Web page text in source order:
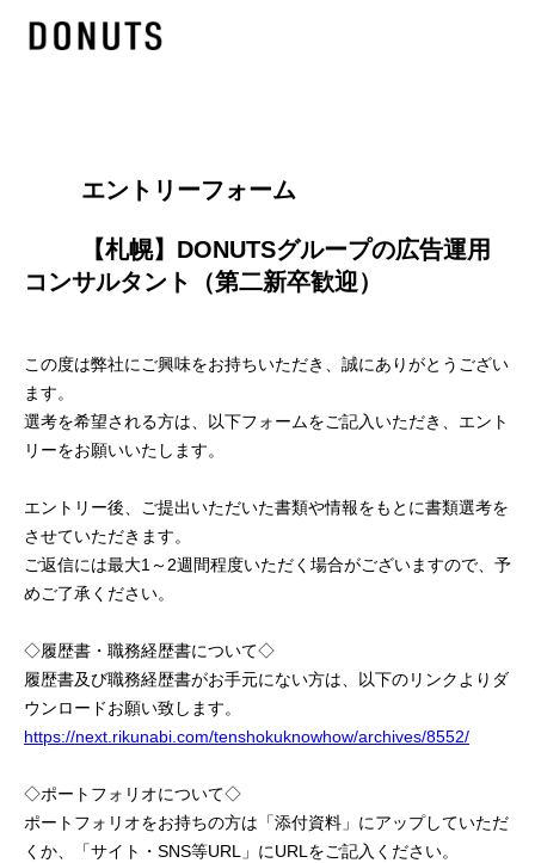
        エントリーフォーム
コンサルタント（第二新卒歓迎）
この度は弊社にご興味をお持ちいただき、誠にありがとうござい
ます。
選考を希望される方は、以下フォームをご記入いただき、エント
リーをお願いいたします。
エントリー後、ご提出いただいた書類や情報をもとに書類選考を
させていただきます。
ご返信には最大1～2週間程度いただく場合がございますので、予
めご了承ください。
◇履歴書・職務経歴書について◇
履歴書及び職務経歴書がお手元にない方は、以下のリンクよりダ
ウンロードお願い致します。
https://next.rikunabi.com/tenshokuknowhow/archives/8552/
◇ポートフォリオについて◇
ポートフォリオをお持ちの方は「添付資料」にアップしていただ
くか、「サイト・SNS等URL」にURLをご記入ください。